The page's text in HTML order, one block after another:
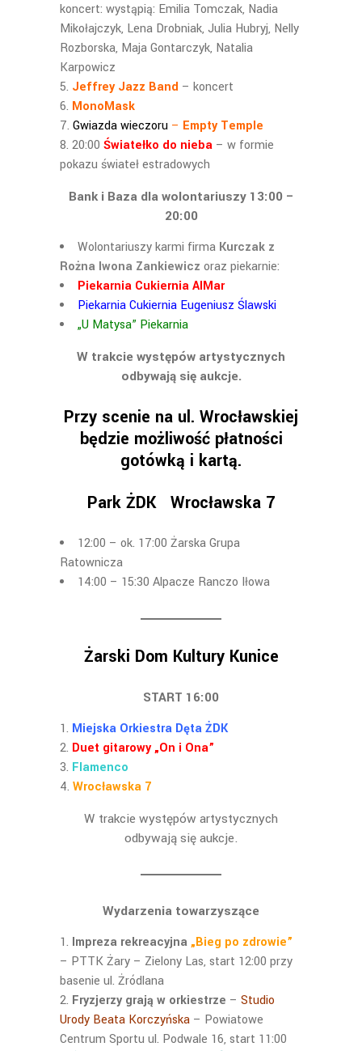
koncert: wystąpią: Emilia Tomczak, Nadia
Mikołajczyk, Lena Drobniak, Julia Hubryj, Nelly
Rozborska, Maja Gontarczyk, Natalia
Karpowicz
Jeffrey Jazz Band – koncert
MonoMask
Gwiazda wieczoru – Empty Temple
20:00 Światełko do nieba – w formie
pokazu świateł estradowych
Bank i Baza dla wolontariuszy 13:00 –
20:00
Wolontariuszy karmi firma Kurczak z
Rożna Iwona Zankiewicz oraz piekarnie:
Piekarnia Cukiernia AlMar
Piekarnia Cukiernia Eugeniusz Ślawski
„U Matysa” Piekarnia
W trakcie występów artystycznych
odbywają się aukcje.
Przy scenie na ul. Wrocławskiej
będzie możliwość płatności
gotówką i kartą.
Park ŻDK Wrocławska 7
12:00 – ok. 17:00 Żarska Grupa
Ratownicza
14:00 – 15:30 Alpacze Ranczo Iłowa
Żarski Dom Kultury Kunice
START 16:00
Miejska Orkiestra Dęta ŻDK
Duet gitarowy „On i Ona”
Flamenco
Wrocławska 7
W trakcie występów artystycznych
odbywają się aukcje.
Wydarzenia towarzyszące
Impreza rekreacyjna„Bieg po zdrowie”
– PTTK Żary – Zielony Las, start 12:00 przy
basenie ul. Żródlana
Fryzjerzy grają w orkiestrze – Studio
Urody Beata Korczyńska – Powiatowe
Centrum Sportu ul. Podwale 16, start 11:00